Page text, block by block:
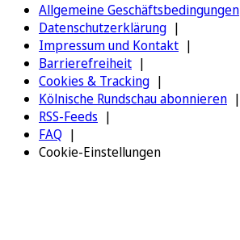
Allgemeine Geschäftsbedingungen
Datenschutzerklärung
Impressum und Kontakt
Barrierefreiheit
Cookies & Tracking
Kölnische Rundschau abonnieren
RSS-Feeds
FAQ
Cookie-Einstellungen